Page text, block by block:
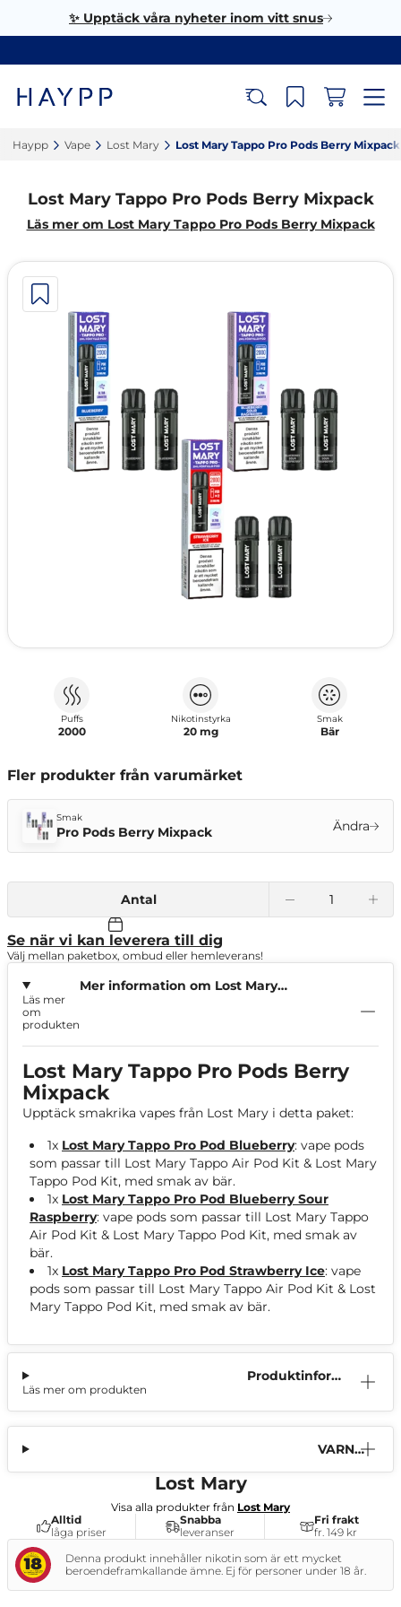
✨ Upptäck våra nyheter inom vitt snus
Haypp‎ Vape‎ Lost Mary‎ Lost Mary Tappo Pro Pods Berry Mixpack‎
Lost Mary Tappo Pro Pods Berry Mixpack
Läs mer om Lost Mary Tappo Pro Pods Berry Mixpack
Puffs
2000
Nikotinstyrka
20 mg
Smak
Bär
Fler produkter från varumärket
Smak
Pro Pods Berry Mixpack Ändra
Antal
Se när vi kan leverera till dig
Välj mellan paketbox, ombud eller hemleverans!
Mer information om Lost Mary
Läs mer
om
produkten
Lost Mary Tappo Pro Pods Berry
Mixpack
Upptäck smakrika vapes från Lost Mary i detta paket:
1x Lost Mary Tappo Pro Pod Blueberry: vape pods
som passar till Lost Mary Tappo Air Pod Kit & Lost Mary
Tappo Pod Kit, med smak av bär.
1x Lost Mary Tappo Pro Pod Blueberry Sour
Raspberry: vape pods som passar till Lost Mary Tappo
Air Pod Kit & Lost Mary Tappo Pod Kit, med smak av
bär.
1x Lost Mary Tappo Pro Pod Strawberry Ice: vape
pods som passar till Lost Mary Tappo Air Pod Kit & Lost
Mary Tappo Pod Kit, med smak av bär.
Produktinform
Läs mer om produkten
VARNI
Lost Mary
Visa alla produkter från Lost Mary
Alltid
låga priser
Snabba
leveranser
Fri frakt
fr. 149 kr
Denna produkt innehåller nikotin som är ett mycket
beroendeframkallande ämne. Ej för personer under 18 år.